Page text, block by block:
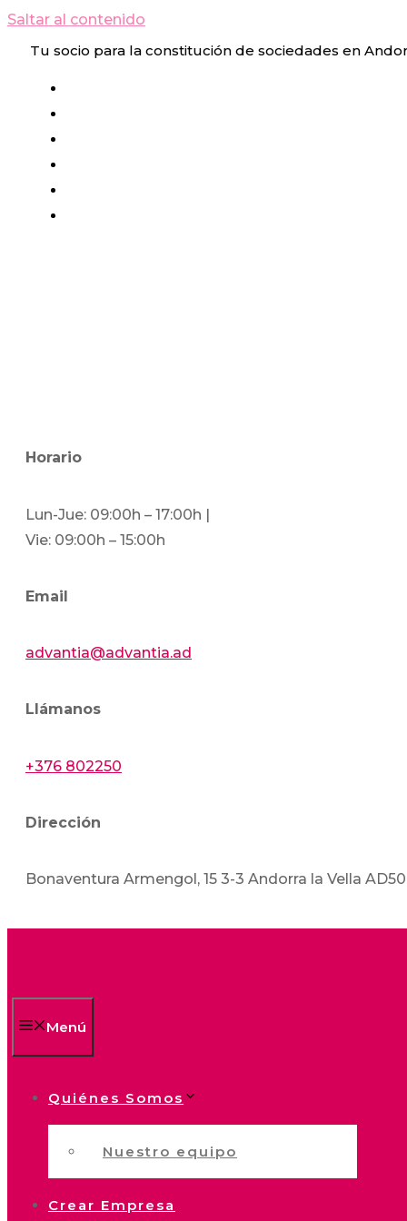
Saltar al contenido
Tu socio para la constitución de sociedades en
Horario
Lun-Jue: 09:00h – 17:00h |
Vie: 09:00h – 15:00h
Email
advantia@advantia.ad
Llámanos
+376 802250
Dirección
Bonaventura Armengol, 15 3-3 Andorra la Vella
Menú
Quiénes Somos
Nuestro equipo
Crear Empresa